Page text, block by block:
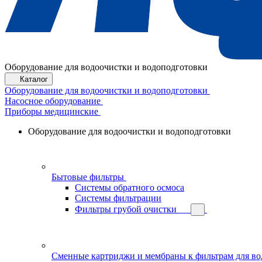
Оборудование для водоочистки и водоподготовки
Каталог
Оборудование для водоочистки и водоподготовки
Насосное оборудование
Приборы медицинские
Оборудование для водоочистки и водоподготовки
Бытовые фильтры
Системы обратного осмоса
Системы фильтрации
Фильтры грубой очистки
Сменные картриджи и мембраны к фильтрам для